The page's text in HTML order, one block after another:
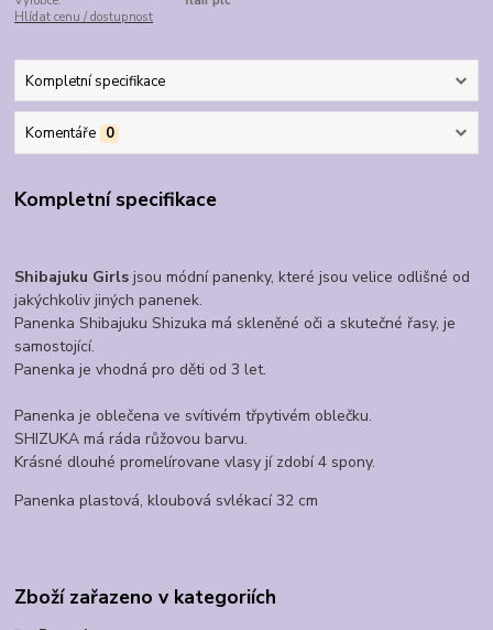
Hlídat cenu / dostupnost
Kompletní specifikace
Komentáře 0
Kompletní specifikace
Shibajuku Girls jsou módní panenky, které jsou velice odlišné od
jakýchkoliv jiných panenek.
Panenka Shibajuku Shizuka má skleněné oči a skutečné řasy, je
samostojící.
Panenka je vhodná pro děti od 3 let.
Panenka je oblečena ve svítivém třpytivém oblečku.
SHIZUKA má ráda růžovou barvu.
Krásné dlouhé promelírovane vlasy jí zdobí 4 spony.
Panenka plastová, kloubová svlékací 32 cm
Zboží zařazeno v kategoriích